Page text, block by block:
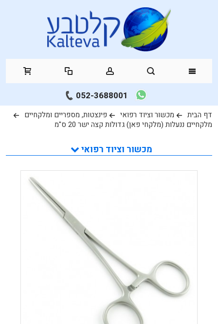
052-3688001
דף הבית מכשור וציוד רפואי
פינצטות, מספריים ומלקחיים
מלקחיים ננעלות (מלקחי פאן) גדולות קצה ישר 20 ס"מ
מכשור וציוד רפואי